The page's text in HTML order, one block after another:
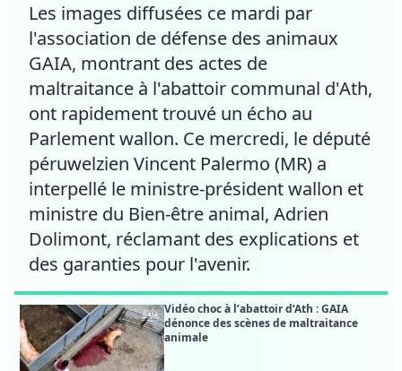
Les images diffusées ce mardi par
l'association de défense des animaux
GAIA, montrant des actes de
maltraitance à l'abattoir communal d'Ath,
ont rapidement trouvé un écho au
Parlement wallon. Ce mercredi, le député
péruwelzien Vincent Palermo (MR) a
interpellé le ministre-président wallon et
ministre du Bien-être animal, Adrien
Dolimont, réclamant des explications et
des garanties pour l'avenir.
Vidéo choc à l’abattoir d’Ath : GAIA
dénonce des scènes de maltraitance
animale